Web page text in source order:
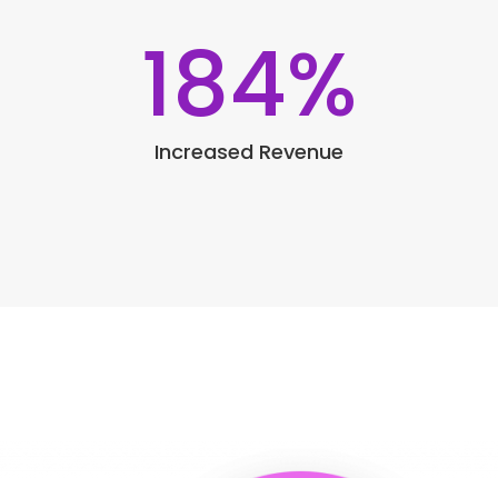
184%
Increased Revenue